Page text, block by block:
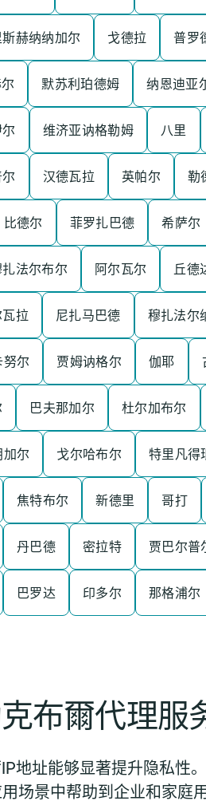
斯赫纳纳加尔 戈德拉 普罗
默苏利珀德姆 纳恩迪亚
维济亚讷格勒姆 八里
汉德瓦拉 英帕尔 勒
比德尔 菲罗扎巴德 希萨尔
法尔布尔 阿尔瓦尔 丘德
拉 尼扎马巴德 穆扎法尔
努尔 贾姆讷格尔 伽耶
巴夫那加尔 杜尔加布尔
加尔 戈尔哈布尔 特里凡得
焦特布尔 新德里 哥打
丹巴德 密拉特 贾巴尔普
巴罗达 印多尔 那格浦尔
布爾代理服
地址能够显著提升隐私性
场景中帮助到企业和家庭用